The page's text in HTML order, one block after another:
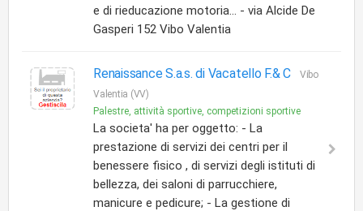
e di rieducazione motoria... - via Alcide De
Gasperi 152 Vibo Valentia
Renaissance S.a.s. di Vacatello F.& C
Vibo
Valentia (VV)
Palestre, attività sportive, competizioni sportive
La societa' ha per oggetto: - La
prestazione di servizi dei centri per il
benessere fisico , di servizi degli istituti di
bellezza, dei saloni di parrucchiere,
manicure e pedicure; - La gestione di